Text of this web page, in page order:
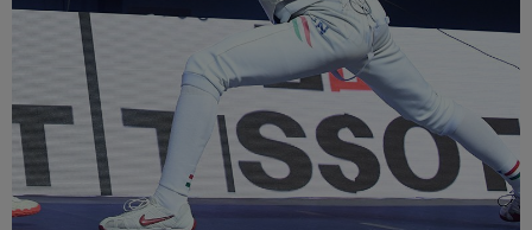
Meccscenter
Klub
Szolgáltatások